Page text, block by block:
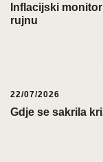
Inflacijski
rujnu
22/07/2026
Gdje se sakrila